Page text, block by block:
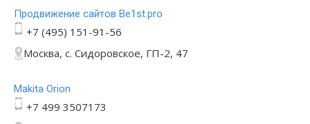
Продвижение сайтов Be1st.pro
+7 (495) 151-91-56
Москва, с. Сидоровское, ГП-2, 47
Makita Orion
+7 499 3507173